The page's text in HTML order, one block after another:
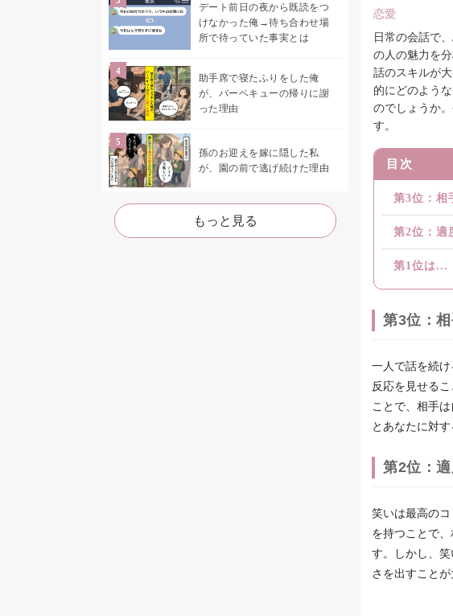
デート前日の夜から既読をつ
けなかった俺→待ち合わせ場
所で待っていた事実とは
助手席で寝たふりをした俺
が、バーベキューの帰りに謝
った理由
孫のお迎えを嫁に隠した私
が、園の前で逃げ続けた理由
もっと見る
恋愛
日常の会話で
の人の魅力を
話のスキルが
的にどのよう
のでしょうか
す。
目次
第3位：相
第2位：適
第1位は...
第3位：
一人で話を続
反応を見せる
ことで、相手
とあなたに対
第2位：
笑いは最高の
を持つことで
す。しかし、
さを出すことが